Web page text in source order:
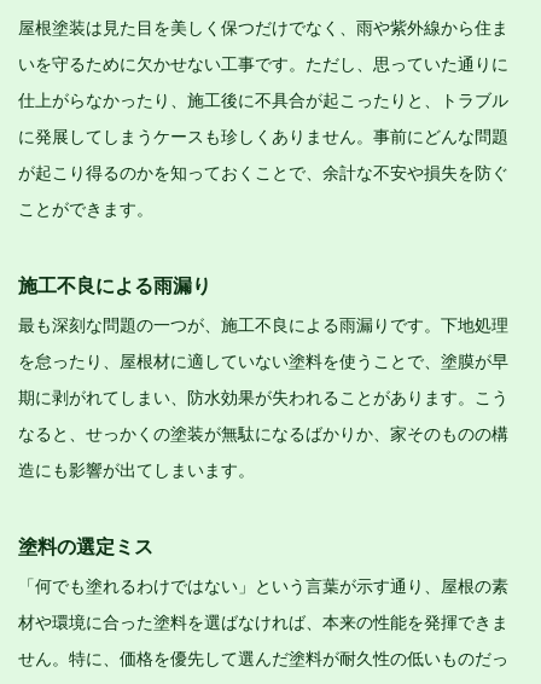
屋根塗装は見た目を美しく保つだけでなく、雨や紫外線から住ま
いを守るために欠かせない工事です。ただし、思っていた通りに
仕上がらなかったり、施工後に不具合が起こったりと、トラブル
に発展してしまうケースも珍しくありません。事前にどんな問題
が起こり得るのかを知っておくことで、余計な不安や損失を防ぐ
ことができます。
施工不良による雨漏り
最も深刻な問題の一つが、施工不良による雨漏りです。下地処理
を怠ったり、屋根材に適していない塗料を使うことで、塗膜が早
期に剥がれてしまい、防水効果が失われることがあります。こう
なると、せっかくの塗装が無駄になるばかりか、家そのものの構
造にも影響が出てしまいます。
塗料の選定ミス
「何でも塗れるわけではない」という言葉が示す通り、屋根の素
材や環境に合った塗料を選ばなければ、本来の性能を発揮できま
せん。特に、価格を優先して選んだ塗料が耐久性の低いものだっ